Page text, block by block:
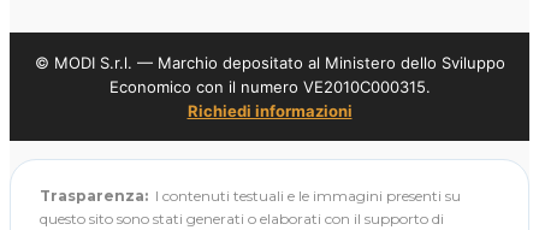
© MODI S.r.l. — Marchio depositato al Ministero dello Sviluppo
Economico con il numero VE2010C000315.
Richiedi informazioni
Trasparenza: I contenuti testuali e le immagini presenti su
questo sito sono stati generati o elaborati con il supporto di